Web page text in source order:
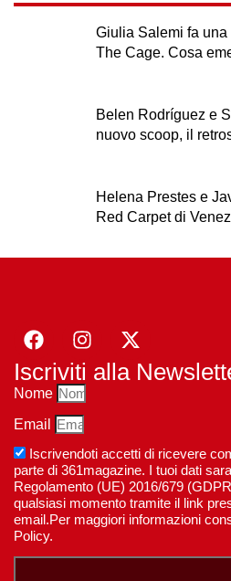
Giulia Salemi fa
The Cage. Cosa
Belen Rodríguez e
nuovo scoop, il
Helena Prestes e
Red Carpet di
Iscriviti alla
Nome
Email
Iscrivendoti accetti di ricevere
parte di 361magazine. I tuoi dati
Regolamento (UE) 2016/679
qualsiasi momento tramite il link
email.Per maggiori informazioni
Policy.